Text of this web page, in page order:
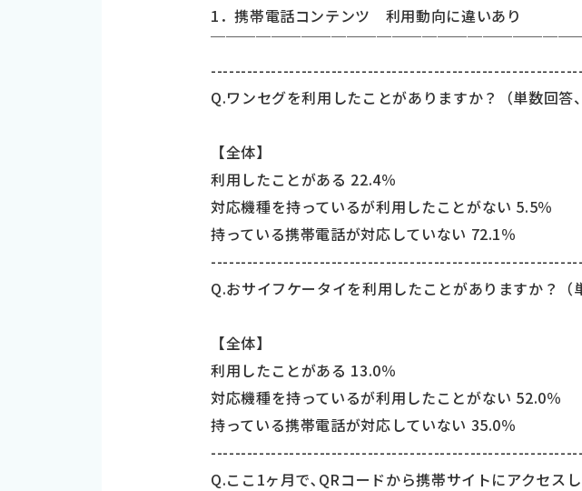
1．携帯電話コンテンツ 利用動向に違いあり
￣￣￣￣￣￣￣￣￣￣￣￣￣￣￣￣￣￣￣￣￣￣￣￣
Q.ワンセグを利用したことがありますか？（単数回
【全体】
利用したことがある 22.4％
対応機種を持っているが利用したことがない 5.5％
持っている携帯電話が対応していない 72.1％
Q.おサイフケータイを利用したことがありますか？（
【全体】
利用したことがある 13.0％
対応機種を持っているが利用したことがない 52.0％
持っている携帯電話が対応していない 35.0％
Q.ここ1ヶ月で､QRコードから携帯サイトにアクセス